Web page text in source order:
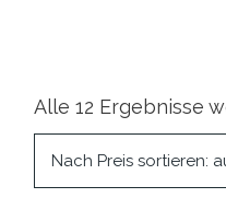
Alle 12 Ergebnisse